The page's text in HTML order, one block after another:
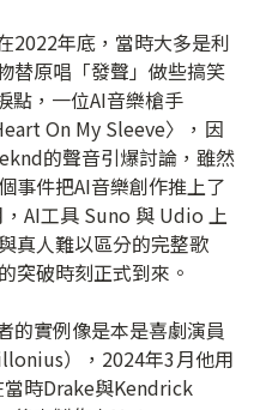
年底，當時大多是利
替原唱「發聲」做些搞笑
點，一位AI音樂槍手
On My Sleeve〉，因
的聲音引爆討論，雖然
事件把AI音樂創作推上了
AI工具 Suno 與 Udio 上
真人難以區分的完整歌
突破時刻正式到來。
實例像是本是喜劇演員
），2024年3月他用
時Drake與Kendrick